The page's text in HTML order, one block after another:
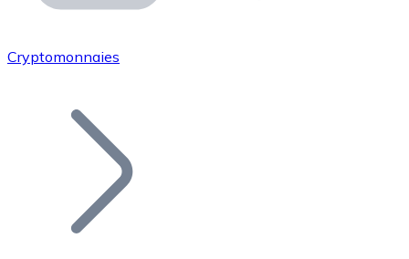
Rejoignez notre réseau de distributeurs et
Ajoutez le token de votre projet à notre service
Cryptomonnaies